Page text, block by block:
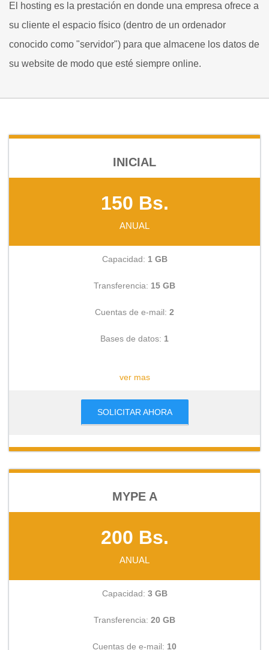
El hosting es la prestación en donde una empresa ofrece a
su cliente el espacio físico (dentro de un ordenador
conocido como "servidor") para que almacene los datos de
su website de modo que esté siempre online.
INICIAL
150 Bs.
ANUAL
Capacidad: 1 GB
Transferencia: 15 GB
Cuentas de e-mail: 2
Bases de datos: 1
ver mas
SOLICITAR AHORA
MYPE A
200 Bs.
ANUAL
Capacidad: 3 GB
Transferencia: 20 GB
Cuentas de e-mail: 10